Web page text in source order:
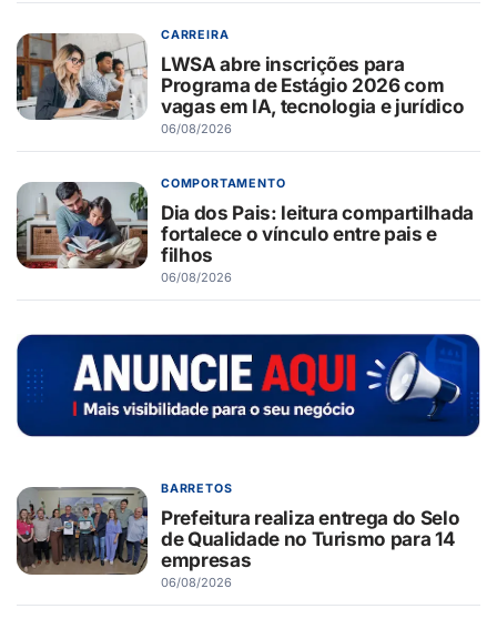
CARREIRA
LWSA abre inscrições para
Programa de Estágio 2026 com
vagas em IA, tecnologia e jurídico
06/08/2026
COMPORTAMENTO
Dia dos Pais: leitura compartilhada
fortalece o vínculo entre pais e
filhos
06/08/2026
BARRETOS
Prefeitura realiza entrega do Selo
de Qualidade no Turismo para 14
empresas
06/08/2026